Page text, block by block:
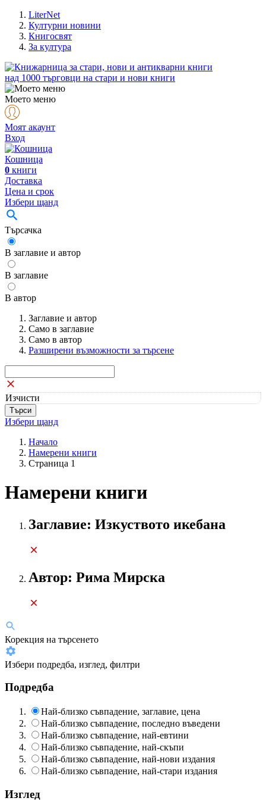
LiterNet
Културни новини
Книгосвят
За култура
над 1000 търговци на стари и нови книги
Моето меню
Моят акаунт
Вход
Кошница
0 книги
Доставка
Цена и срок
Избери щанд
Търсачка
В заглавие и автор
В заглавие
В автор
Заглавие и автор
Само в заглавие
Само в автор
Разширени възможности за търсене
Изчисти
Избери щанд
Начало
Намерени книги
Страница 1
Намерени книги
Заглавие: Изкуството икебана
Автор: Рима Мирска
Корекция на търсенето
Избери подредба, изглед, филтри
Подредба
Най-близко съвпадение, заглавие, цена
Най-близко съвпадение, последно въведени
Най-близко съвпадение, най-евтини
Най-близко съвпадение, най-скъпи
Най-близко съвпадение, най-нови издания
Най-близко съвпадение, най-стари издания
Изглед